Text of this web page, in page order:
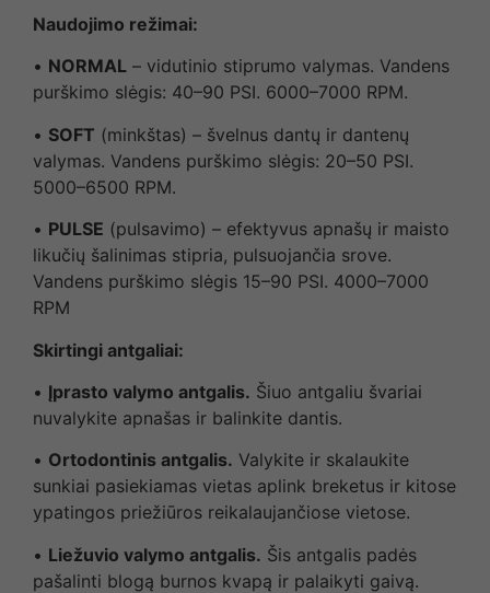
Naudojimo režimai:
• NORMAL – vidutinio stiprumo valymas. Vandens
purškimo slėgis: 40–90 PSI. 6000–7000 RPM.
• SOFT (minkštas) – švelnus dantų ir dantenų
valymas. Vandens purškimo slėgis: 20–50 PSI.
5000–6500 RPM.
• PULSE (pulsavimo) – efektyvus apnašų ir maisto
likučių šalinimas stipria, pulsuojančia srove.
Vandens purškimo slėgis 15–90 PSI. 4000–7000
RPM
Skirtingi antgaliai:
• Įprasto valymo antgalis. Šiuo antgaliu švariai
nuvalykite apnašas ir balinkite dantis.
• Ortodontinis antgalis. Valykite ir skalaukite
sunkiai pasiekiamas vietas aplink breketus ir kitose
ypatingos priežiūros reikalaujančiose vietose.
• Liežuvio valymo antgalis. Šis antgalis padės
pašalinti blogą burnos kvapą ir palaikyti gaivą.